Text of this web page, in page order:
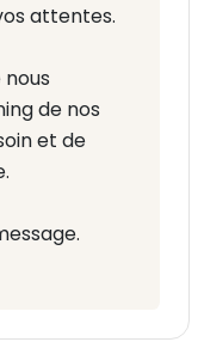
attentes.
de nos
et de